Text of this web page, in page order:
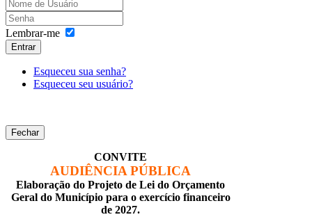
Lembrar-me
Entrar
Esqueceu sua senha?
Esqueceu seu usuário?
Fechar
CONVITE
AUDIÊNCIA PÚBLICA
Elaboração do Projeto de Lei do Orçamento
Geral do Município para o exercício financeiro
de 2027.